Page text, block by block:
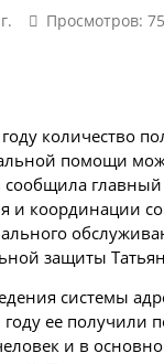
Просмотров:
количество
помощи
сообщила
и координации
защиты
системы
ее получили
и в